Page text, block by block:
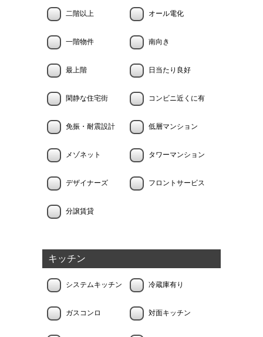
二階以上 オール電化
一階物件 南向き
最上階 日当たり良好
閑静な住宅街 コンビニ近くに有
免振・耐震設計 低層マンション
メゾネット タワーマンション
デザイナーズ フロントサービス
分譲賃貸
キッチン
システムキッチン 冷蔵庫有り
ガスコンロ 対面キッチン